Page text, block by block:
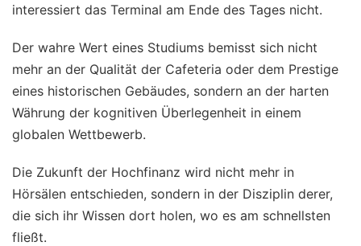
interessiert das Terminal am Ende des Tages nicht.
Der wahre Wert eines Studiums bemisst sich nicht
mehr an der Qualität der Cafeteria oder dem Prestige
eines historischen Gebäudes, sondern an der harten
Währung der kognitiven Überlegenheit in einem
globalen Wettbewerb.
Die Zukunft der Hochfinanz wird nicht mehr in
Hörsälen entschieden, sondern in der Disziplin derer,
die sich ihr Wissen dort holen, wo es am schnellsten
fließt.